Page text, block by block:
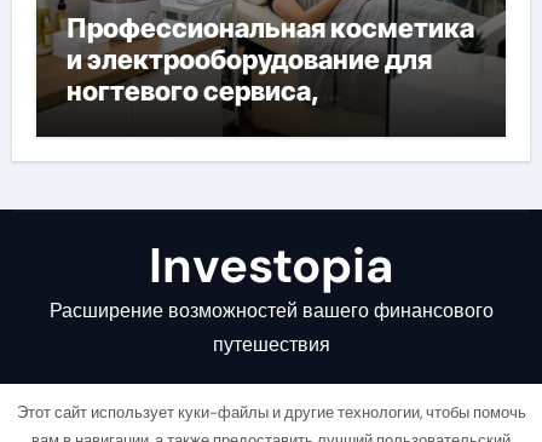
Профессиональная косметика
и электрооборудование для
ногтевого сервиса,
наращивания ресниц и
депиляции
Investopia
Расширение возможностей вашего финансового
путешествия
Этот сайт использует куки-файлы и другие технологии, чтобы помочь